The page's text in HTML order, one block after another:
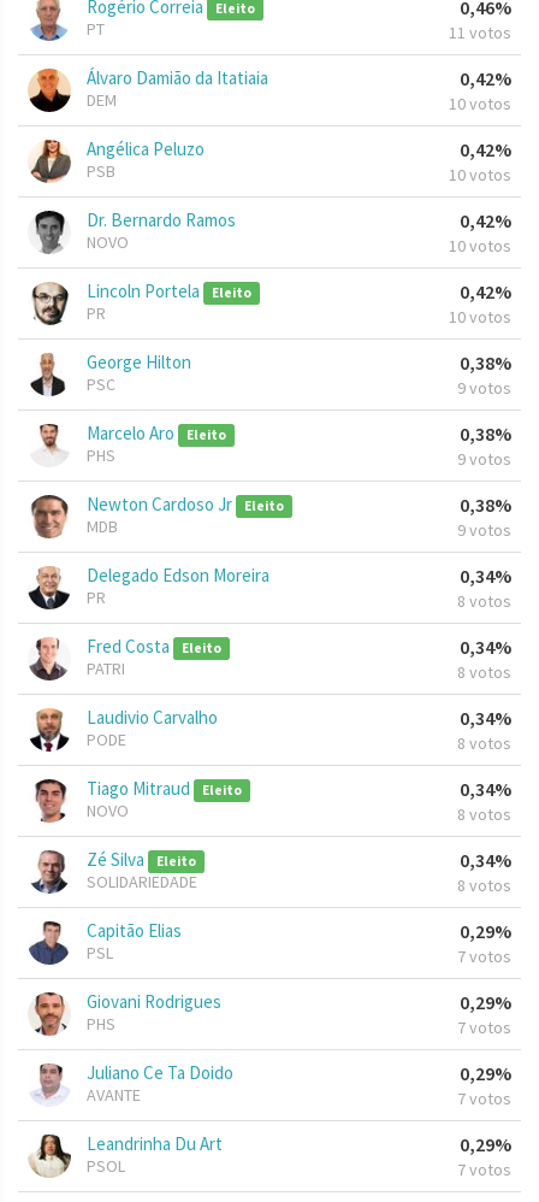
Rogério Correia Eleito
PT
0,46%
11 votos
Álvaro Damião da Itatiaia
DEM
0,42%
10 votos
Angélica Peluzo
PSB
0,42%
10 votos
Dr. Bernardo Ramos
NOVO
0,42%
10 votos
Lincoln Portela Eleito
PR
0,42%
10 votos
George Hilton
PSC
0,38%
9 votos
Marcelo Aro Eleito
PHS
0,38%
9 votos
Newton Cardoso Jr Eleito
MDB
0,38%
9 votos
Delegado Edson Moreira
PR
0,34%
8 votos
Fred Costa Eleito
PATRI
0,34%
8 votos
Laudivio Carvalho
PODE
0,34%
8 votos
Tiago Mitraud Eleito
NOVO
0,34%
8 votos
Zé Silva Eleito
SOLIDARIEDADE
0,34%
8 votos
Capitão Elias
PSL
0,29%
7 votos
Giovani Rodrigues
PHS
0,29%
7 votos
Juliano Ce Ta Doido
AVANTE
0,29%
7 votos
Leandrinha Du Art
PSOL
0,29%
7 votos